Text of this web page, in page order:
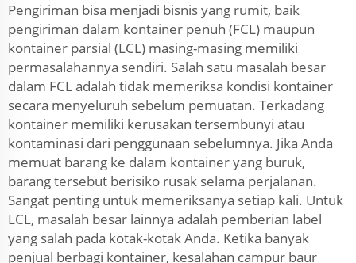
Pengiriman bisa menjadi bisnis yang rumit, baik
pengiriman dalam kontainer penuh (FCL) maupun
kontainer parsial (LCL) masing-masing memiliki
permasalahannya sendiri. Salah satu masalah besar
dalam FCL adalah tidak memeriksa kondisi kontainer
secara menyeluruh sebelum pemuatan. Terkadang
kontainer memiliki kerusakan tersembunyi atau
kontaminasi dari penggunaan sebelumnya. Jika Anda
memuat barang ke dalam kontainer yang buruk,
barang tersebut berisiko rusak selama perjalanan.
Sangat penting untuk memeriksanya setiap kali. Untuk
LCL, masalah besar lainnya adalah pemberian label
yang salah pada kotak-kotak Anda. Ketika banyak
penjual berbagi kontainer, kesalahan campur baur